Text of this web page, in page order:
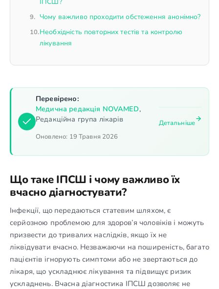
Чому важливо проходити обстеження анонімно?
Необхідність повторних тестів та контролю
лікування
Перевірено:
Медична редакція NOVAMED,
Редакційна група лікарів
Оновлено: 19 Травня 2026
Детальніше
Що таке ІПСШ і чому важливо їх
вчасно діагностувати?
Інфекції, що передаються статевим шляхом, є
серйозною проблемою для здоров’я чоловіків і можуть
призвести до тривалих наслідків, якщо їх не
ліквідувати вчасно. Незважаючи на поширеність, багато
пацієнтів ігнорують симптоми або не звертаються до
лікаря, що ускладнює лікування та підвищує ризик
ускладнень. Вчасна діагностика ІПСШ дозволяє не